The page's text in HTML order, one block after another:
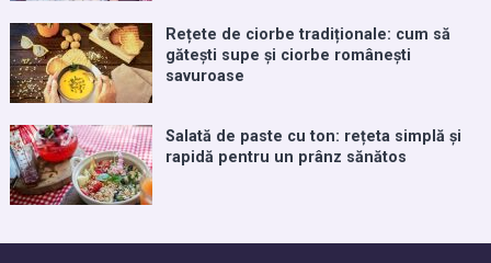
Rețete de ciorbe tradiționale: cum să
gătești supe și ciorbe românești
savuroase
Salată de paste cu ton: rețeta simplă și
rapidă pentru un prânz sănătos